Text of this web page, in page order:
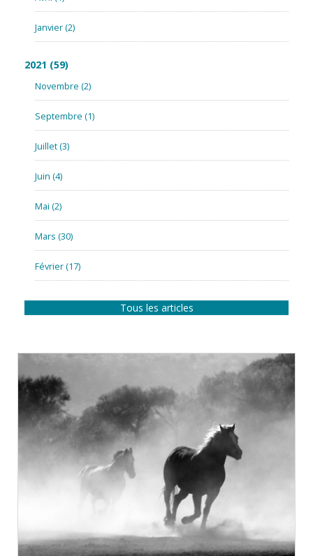
Janvier(2)
2021 (59)
Novembre (2)
Septembre (1)
Juillet(3)
Juin (4)
Mai (2)
Mars (30)
Février(17)
Tous les articles